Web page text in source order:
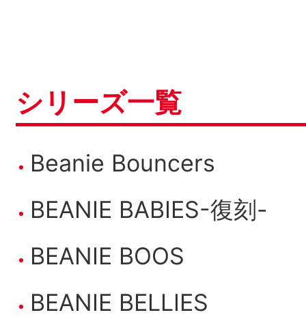
シリーズ一覧
Beanie Bouncers
BEANIE BABIES-復刻-
BEANIE BOOS
BEANIE BELLIES